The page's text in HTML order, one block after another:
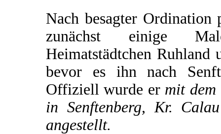
Nach besagter Ordination
zunächst einige
Heimatstädtchen Ruhland
bevor es ihn nach
Offiziell wurde er mit dem
in Senftenberg, Kr.
angestellt.